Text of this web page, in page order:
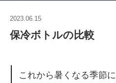
2023.06.15
保冷ボトルの比較
これから暑くなる季節